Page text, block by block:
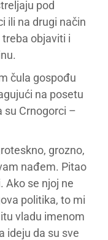
pod
ili na drugi način
objaviti i
čula gospođu
na posetu
su Crnogorci –
grozno,
nađem. Pitao
Ako se njoj ne
politika, to mi
vladu imenom
ideju da su sve